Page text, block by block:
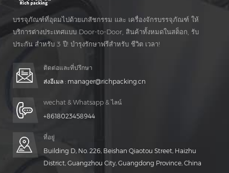
บรรจุภัณฑ์ที่อุดมไปด้วยเภสัชกรรม และ เครื่องจักรบรรจุภัณฑ์ ให้
บริการต่างประเทศแบบ Door-to-Door, สินค้าทั้งหมดในสต็อก, รับ
ประกัน สำหรับ 3 ปี! บำรุงรักษาฟรีสำหรับ ชีวิต เวลา!
ติดต่อและที่ปรึกษา
ส่งอีเมล : manager@richpacking.cn
wechat & Whatsapp & ไลน์
+8618023458944
ที่อยู่
Building D, No. 226, Beishan Qiaotou Street, Haizhu
District, Guangzhou City, Guangdong Province, China